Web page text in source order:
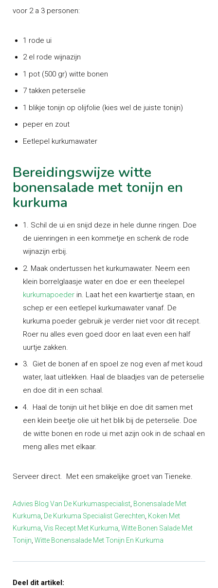
voor 2 a 3 personen:
1 rode ui
2 el rode wijnazijn
1 pot (500 gr) witte bonen
7 takken peterselie
1 blikje tonijn op olijfolie (kies wel de juiste tonijn)
peper en zout
Eetlepel kurkumawater
Bereidingswijze witte
bonensalade met tonijn en
kurkuma
1. Schil de ui en snijd deze in hele dunne ringen. Doe
de uienringen in een kommetje en schenk de rode
wijnazijn erbij.
2. Maak ondertussen het kurkumawater. Neem een
klein borrelglaasje water en doe er een theelepel
kurkumapoeder in. Laat het een kwartiertje staan, en
schep er een eetlepel kurkumawater vanaf. De
kurkuma poeder gebruik je verder niet voor dit recept.
Roer nu alles even goed door en laat even een half
uurtje zakken.
3. Giet de bonen af en spoel ze nog even af met koud
water, laat uitlekken. Haal de blaadjes van de peterselie
en doe dit in een schaal.
4. Haal de tonijn uit het blikje en doe dit samen met
een klein beetje olie uit het blik bij de peterselie. Doe
de witte bonen en rode ui met azijn ook in de schaal en
meng alles met elkaar.
Serveer direct. Met een smakelijke groet van Tieneke.
Advies Blog Van De Kurkumaspecialist Bonensalade Met
Kurkuma De Kurkuma Specialist Gerechten Koken Met
Kurkuma Vis Recept Met Kurkuma Witte Bonen Salade Met
Tonijn Witte Bonensalade Met Tonijn En Kurkuma
Deel dit artikel: